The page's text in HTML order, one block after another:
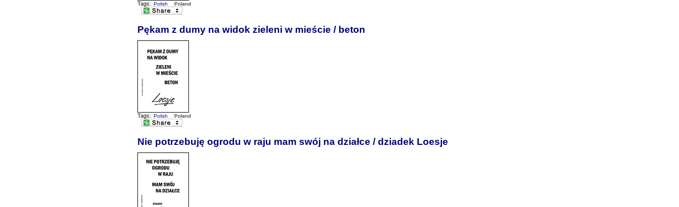
Tags: Polish Poland
Pękam z dumy na widok zieleni w mieście / beton
Tags: Polish Poland
Nie potrzebuję ogrodu w raju mam swój na działce / dziadek Loesje